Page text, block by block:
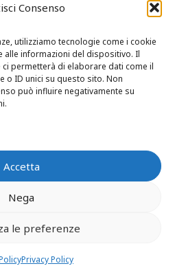
Consenso
utilizziamo tecnologie come i cookie
alle informazioni del dispositivo. Il
permetterà di elaborare dati come il
o ID unici su questo sito. Non
può influire negativamente su
Accetta
Nega
le preferenze
Privacy Policy
offerte.
e
Un
per